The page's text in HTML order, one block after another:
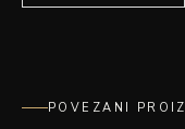
POVEZANI